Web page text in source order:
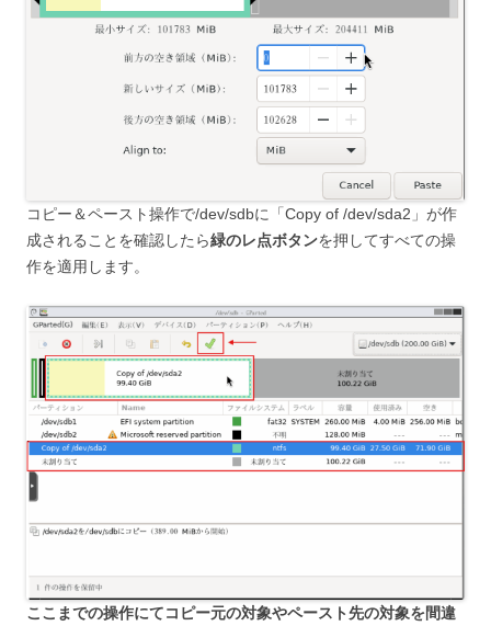
コピー＆ペースト操作で/dev/sdbに「Copy of /dev/sda2」が作
成されることを確認したら緑のレ点ボタンを押してすべての操
作を適用します。
ここまでの操作にてコピー元の対象やペースト先の対象を間違